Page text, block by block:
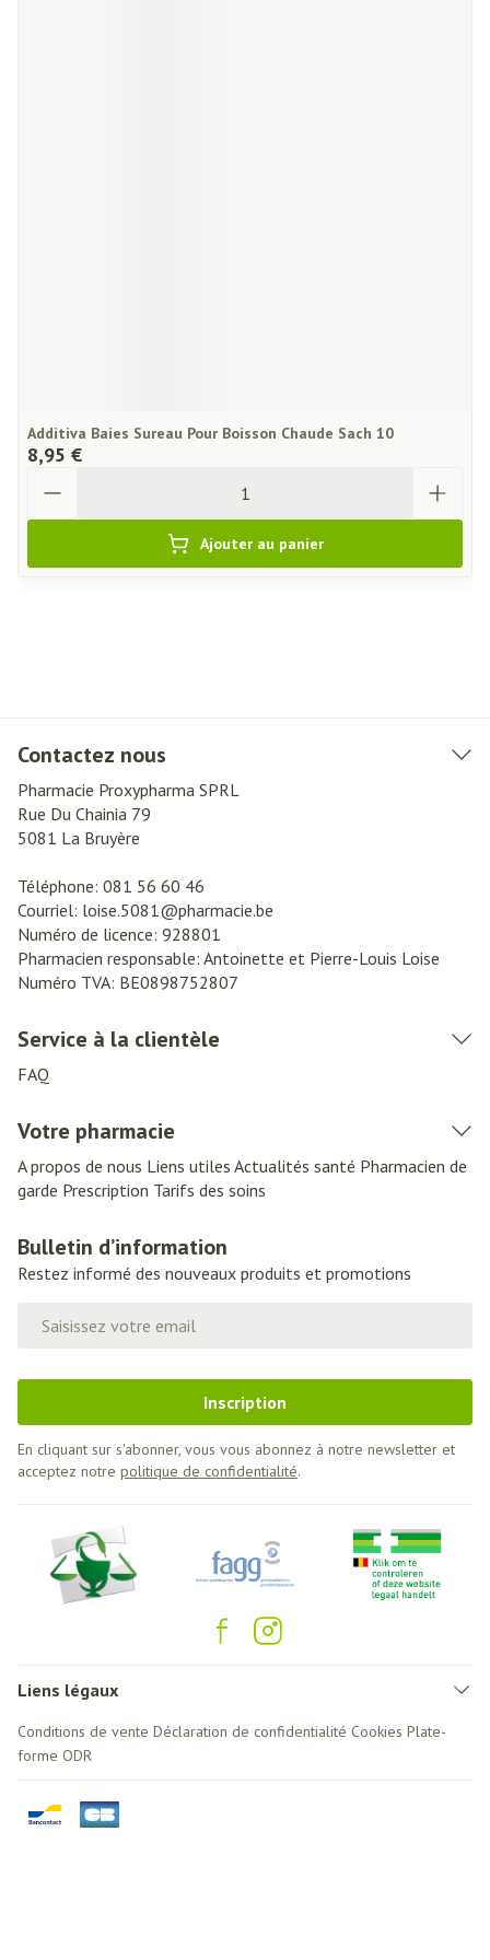
Additiva Baies Sureau Pour Boisson Chaude Sach 10
8,95 €
Ajouter au panier
Contactez nous
Pharmacie Proxypharma SPRL
Rue Du Chainia 79
5081 La Bruyère
Téléphone: 081 56 60 46
Courriel: loise.5081@pharmacie.be
Numéro de licence: 928801
Pharmacien responsable: Antoinette et Pierre-Louis Loise
Numéro TVA: BE0898752807
Service à la clientèle
FAQ
Votre pharmacie
A propos de nous Liens utiles Actualités santé Pharmacien de
garde Prescription Tarifs des soins
Bulletin d’information
Restez informé des nouveaux produits et promotions
Inscription
En cliquant sur s'abonner, vous vous abonnez à notre newsletter et
acceptez notre politique de confidentialité.
Liens légaux
Conditions de vente Déclaration de confidentialité Cookies Plate-
forme ODR